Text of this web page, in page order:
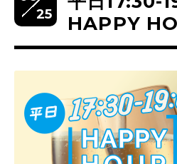
25
HAPPY